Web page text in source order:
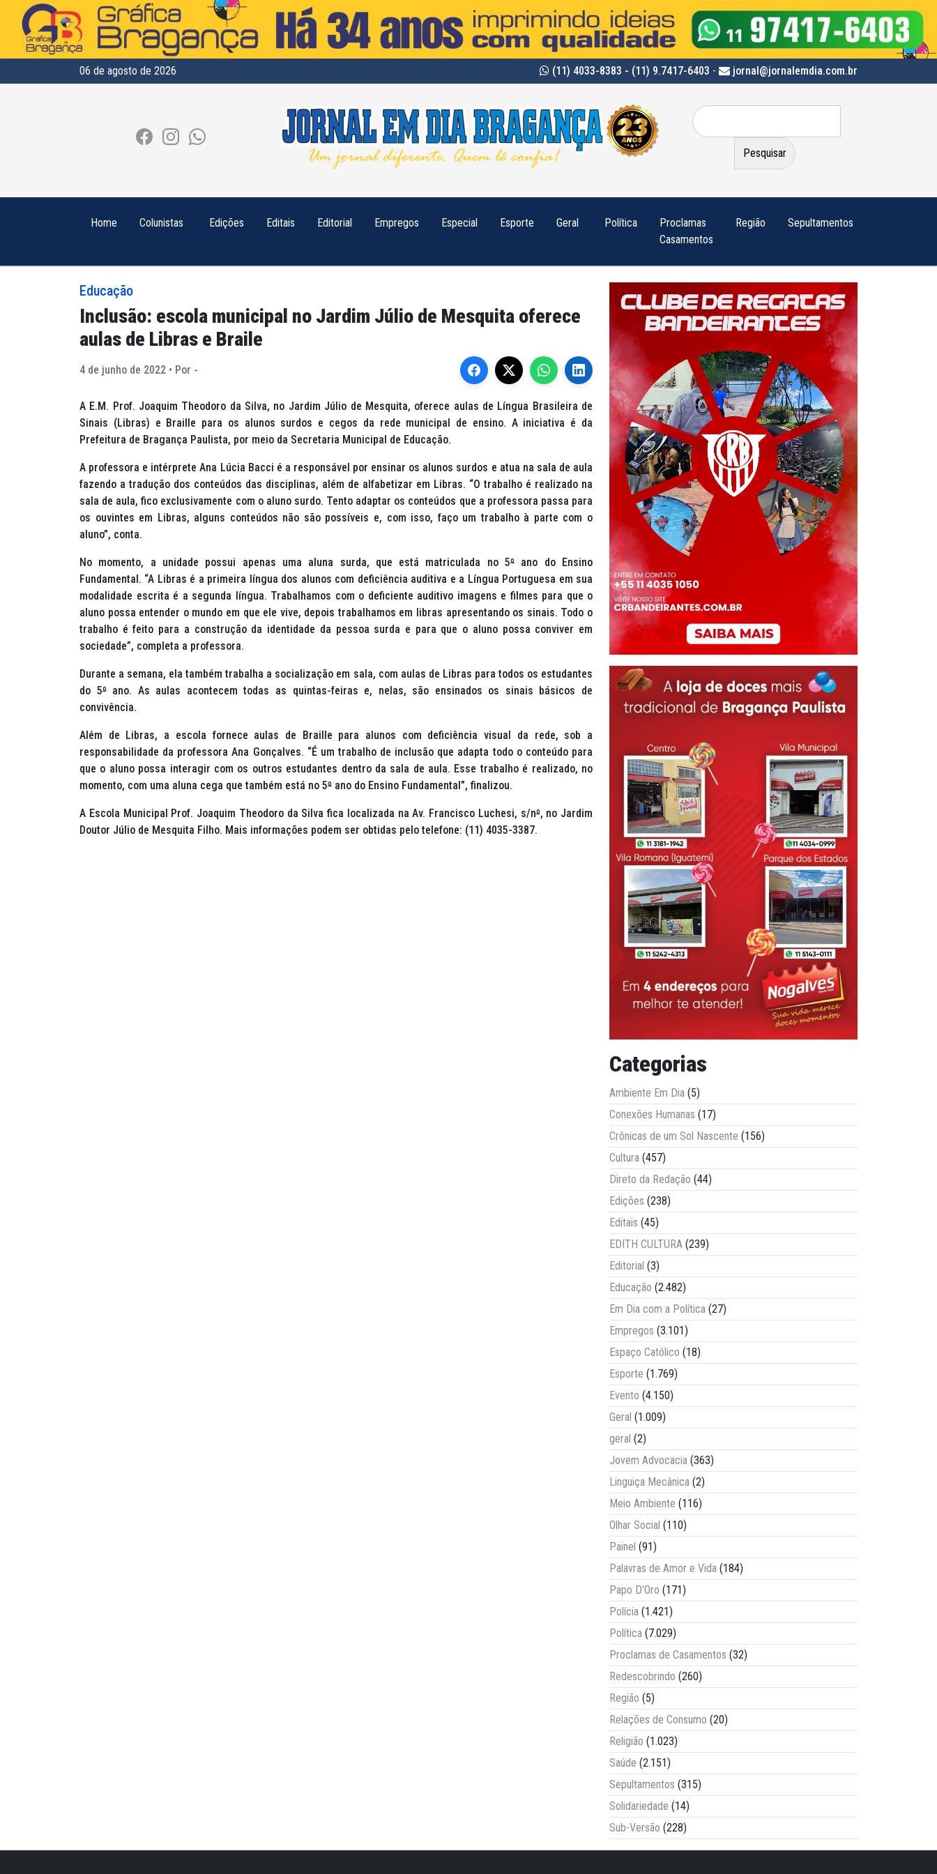
06 de agosto de 2026 (11) 4033-8383 - (11) 9.7417-6403 - jornal@jornalemdia.com.br
Pesquisar
por:
Home Colunistas Edições Editais Editorial Empregos Especial Esporte Geral Política
Proclamas
Casamentos
Região Sepultamentos
Educação
Inclusão: escola municipal no Jardim Júlio de Mesquita oferece
aulas de Libras e Braile
4 de junho de 2022 • Por -
A E.M. Prof. Joaquim Theodoro da Silva, no Jardim Júlio de Mesquita, oferece aulas de Língua Brasileira de
Sinais (Libras) e Braille para os alunos surdos e cegos da rede municipal de ensino. A iniciativa é da
Prefeitura de Bragança Paulista, por meio da Secretaria Municipal de Educação.
A professora e intérprete Ana Lúcia Bacci é a responsável por ensinar os alunos surdos e atua na sala de aula
fazendo a tradução dos conteúdos das disciplinas, além de alfabetizar em Libras. “O trabalho é realizado na
sala de aula, fico exclusivamente com o aluno surdo. Tento adaptar os conteúdos que a professora passa para
os ouvintes em Libras, alguns conteúdos não são possíveis e, com isso, faço um trabalho à parte com o
aluno”, conta.
No momento, a unidade possui apenas uma aluna surda, que está matriculada no 5º ano do Ensino
Fundamental. “A Libras é a primeira língua dos alunos com deficiência auditiva e a Língua Portuguesa em sua
modalidade escrita é a segunda língua. Trabalhamos com o deficiente auditivo imagens e filmes para que o
aluno possa entender o mundo em que ele vive, depois trabalhamos em libras apresentando os sinais. Todo o
trabalho é feito para a construção da identidade da pessoa surda e para que o aluno possa conviver em
sociedade”, completa a professora.
Durante a semana, ela também trabalha a socialização em sala, com aulas de Libras para todos os estudantes
do 5ºano. As aulas acontecem todas as quintas-feiras e, nelas, são ensinados os sinais básicos de
convivência.
Além de Libras, a escola fornece aulas de Braille para alunos com deficiência visual da rede, sob a
responsabilidade da professora Ana Gonçalves. “É um trabalho de inclusão que adapta todo o conteúdo para
que o aluno possa interagir com os outros estudantes dentro da sala de aula. Esse trabalho é realizado, no
momento, com uma aluna cega que também está no 5º ano do Ensino Fundamental”, finalizou.
A Escola Municipal Prof. Joaquim Theodoro da Silva fica localizada na Av. Francisco Luchesi, s/nº, no Jardim
Doutor Júlio de Mesquita Filho. Mais informações podem ser obtidas pelo telefone: (11) 4035-3387.
Categorias
Ambiente Em Dia (5)
Conexões Humanas (17)
Crônicas de um Sol Nascente (156)
Cultura (457)
Direto da Redação (44)
Edições (238)
Editais (45)
EDITH CULTURA (239)
Editorial (3)
Educação (2.482)
Em Dia com a Política (27)
Empregos (3.101)
Espaço Católico (18)
Esporte (1.769)
Evento (4.150)
Geral (1.009)
geral (2)
Jovem Advocacia (363)
Linguiça Mecânica (2)
Meio Ambiente (116)
Olhar Social (110)
Painel (91)
Palavras de Amor e Vida (184)
Papo D'Oro (171)
Polícia (1.421)
Política (7.029)
Proclamas de Casamentos (32)
Redescobrindo (260)
Região (5)
Relações de Consumo (20)
Religião (1.023)
Saúde (2.151)
Sepultamentos (315)
Solidariedade (14)
Sub-Versão (228)